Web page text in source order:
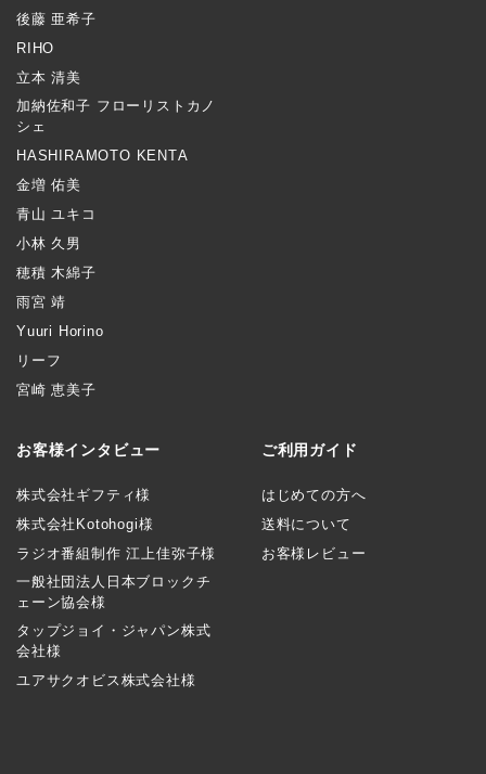
後藤 亜希子
RIHO
立本 清美
加納佐和子 フローリストカノ
シェ
HASHIRAMOTO KENTA
金増 佑美
青山 ユキコ
小林 久男
穂積 木綿子
雨宮 靖
Yuuri Horino
リーフ
宮崎 恵美子
お客様インタビュー
株式会社ギフティ様
株式会社Kotohogi様
ラジオ番組制作 江上佳弥子様
一般社団法人日本ブロックチ
ェーン協会様
タップジョイ・ジャパン株式
会社様
ユアサクオビス株式会社様
ご利用ガイド
はじめての方へ
送料について
お客様レビュー